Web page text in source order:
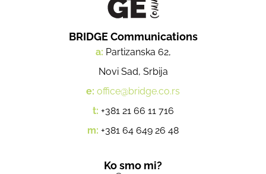
BRIDGE Communications
a: Partizanska 62,
Novi Sad, Srbija
e: office@bridge.co.rs
t: +381 21 66 11 716
m: +381 64 649 26 48
Ko smo mi?